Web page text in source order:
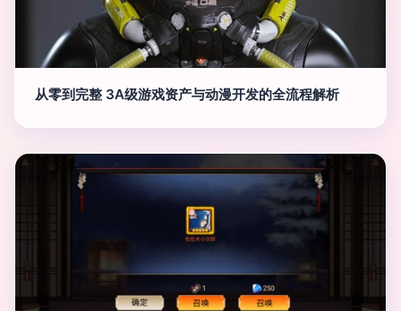
从零到完整 3A级游戏资产与动漫开发的全流程解析